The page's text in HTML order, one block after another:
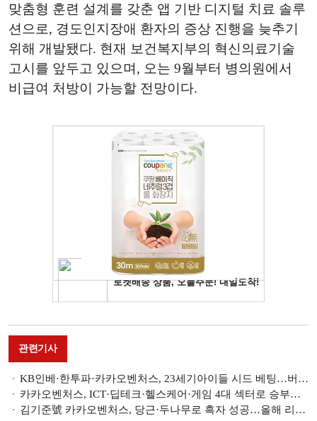
맞춤형 훈련 설계를 갖춘 앱 기반 디지털 치료 솔루
션으로, 경도인지장애 환자의 증상 진행을 늦추기
위해 개발됐다. 현재 보건복지부의 혁신의료기술
고시를 앞두고 있으며, 오는 9월부터 병의원에서
비급여 처방이 가능할 전망이다.
관련기사
KB인베·한투파·카카오벤처스, 23세기아이들 시드 베팅…버추얼 보이그룹 띄운다 [VC X K콘텐츠]
카카오벤처스, ICT·딥테크·헬스케어·게임 4대 섹터로 승부수 [VC 포트폴리오 레이더 (4)]
김기준號 카카오벤처스, 당근·두나무로 흑자 성공…올해 리벨리온 IPO 기대 [2024 VC 실적]